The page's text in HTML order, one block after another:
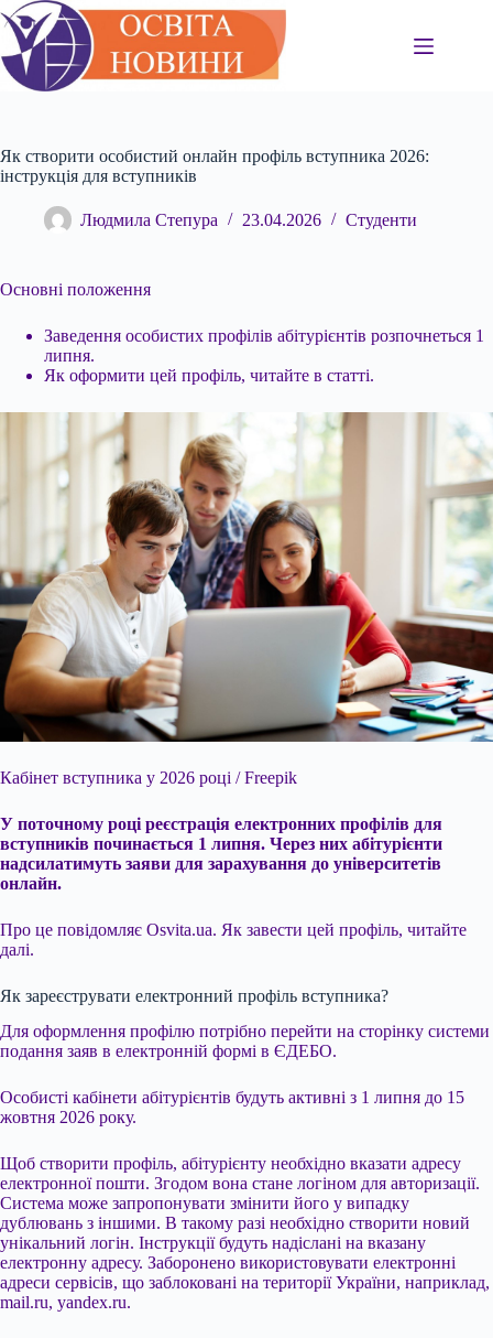
Перейти
до
вмісту
Як створити особистий онлайн профіль вступника 2026:
інструкція для вступників
Людмила Степура 23.04.2026 Студенти
Основні положення
Заведення особистих профілів абітурієнтів розпочнеться 1
липня.
Як оформити цей профіль, читайте в статті.
Кабінет вступника у 2026 році / Freepik
У поточному році реєстрація електронних профілів для
вступників починається 1 липня. Через них абітурієнти
надсилатимуть заяви для зарахування до університетів
онлайн.
Про це повідомляє Osvita.ua. Як завести цей профіль, читайте
далі.
Як зареєструвати електронний профіль вступника?
Для оформлення профілю потрібно перейти на сторінку системи
подання заяв в електронній формі в ЄДЕБО.
Особисті кабінети абітурієнтів будуть активні з 1 липня до 15
жовтня 2026 року.
Щоб створити профіль, абітурієнту необхідно вказати адресу
електронної пошти. Згодом вона стане логіном для авторизації.
Система може запропонувати змінити його у випадку
дублювань з іншими. В такому разі необхідно створити новий
унікальний логін. Інструкції будуть надіслані на вказану
електронну адресу. Заборонено використовувати електронні
адреси сервісів, що заблоковані на території України, наприклад,
mail.ru, yandex.ru.